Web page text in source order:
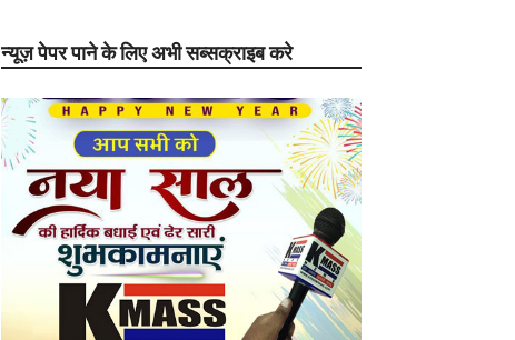
न्यूज़ पेपर पाने के लिए अभी सब्सक्राइब करे